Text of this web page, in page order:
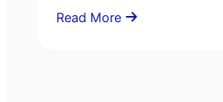
Read More
about